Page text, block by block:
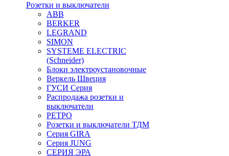
Розетки и выключатели
ABB
BERKER
LEGRAND
SIMON
SYSTEME ELECTRIC
(Schneider)
Блоки электроустановочные
Веркель Швеция
ГУСИ Серия
Распродажа розетки и
выключатели
РЕТРО
Розетки и выключатели ТДМ
Серия GIRA
Серия JUNG
СЕРИЯ ЭРА